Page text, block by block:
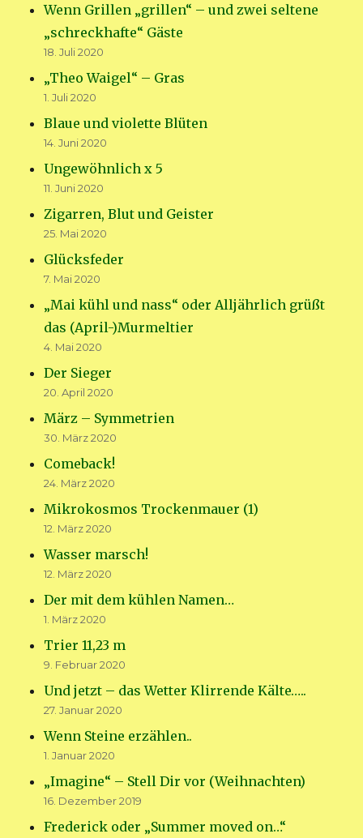
Wenn Grillen „grillen“ – und zwei seltene
„schreckhafte“ Gäste
18. Juli 2020
„Theo Waigel“ – Gras
1. Juli 2020
Blaue und violette Blüten
14. Juni 2020
Ungewöhnlich x 5
11. Juni 2020
Zigarren, Blut und Geister
25. Mai 2020
Glücksfeder
7. Mai 2020
„Mai kühl und nass“ oder Alljährlich grüßt
das (April-)Murmeltier
4. Mai 2020
Der Sieger
20. April 2020
März – Symmetrien
30. März 2020
Comeback!
24. März 2020
Mikrokosmos Trockenmauer (1)
12. März 2020
Wasser marsch!
12. März 2020
Der mit dem kühlen Namen…
1. März 2020
Trier 11,23 m
9. Februar 2020
Und jetzt – das Wetter Klirrende Kälte…..
27. Januar 2020
Wenn Steine erzählen..
1. Januar 2020
„Imagine“ – Stell Dir vor (Weihnachten)
16. Dezember 2019
Frederick oder „Summer moved on…“